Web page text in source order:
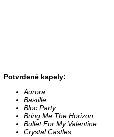
Potvrdené kapely:
Aurora
Bastille
Bloc Party
Bring Me The Horizon
Bullet For My Valentine
Crystal Castles